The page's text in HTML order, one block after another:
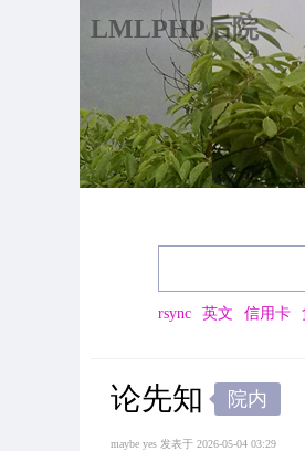
LMLPHP后院
rsync 英文 信用卡
论先知 院内
maybe yes 发表于 2026-05-04 03:29